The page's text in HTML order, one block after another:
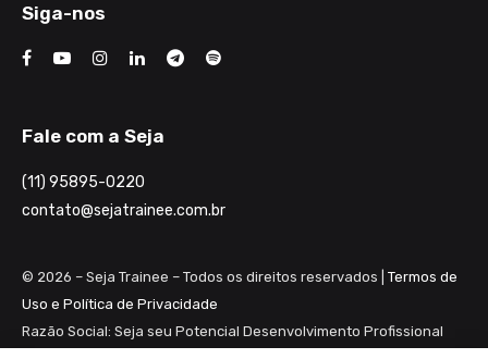
Siga-nos
Fale com a Seja
(11) 95895-0220
contato@sejatrainee.com.br
© 2026 – Seja Trainee – Todos os direitos reservados | Termos de
Uso e Política de Privacidade
Razão Social: Seja seu Potencial Desenvolvimento Profissional